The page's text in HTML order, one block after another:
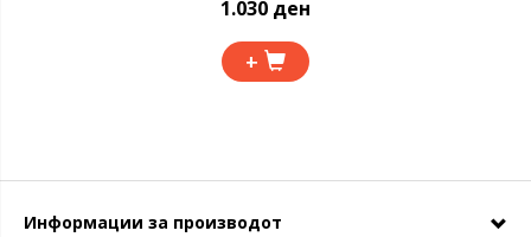
1.030 ден
+
Информации за производот